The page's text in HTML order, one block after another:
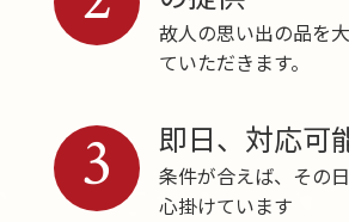
故人の思い出の品を
ていただきます。
即日、対応可
条件が合えば、その
心掛けています
3